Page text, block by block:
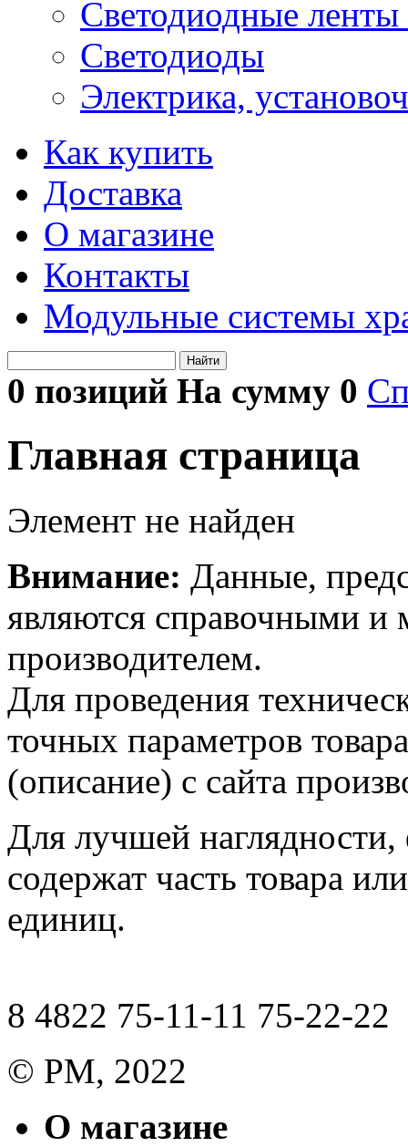
Светодиодные
Светодиоды
Электрика,
Как купить
Доставка
О магазине
Контакты
Модульные системы
Найти
0 позиций На сумму 0
Главная страница
Элемент не найден
Внимание: Данные,
являются справочными и
производителем.
Для проведения
точных параметров
(описание) с сайта
Для лучшей наглядности,
содержат часть товара
единиц.
8 4822 75-11-11 75-22-22
© РМ, 2022
О магазине